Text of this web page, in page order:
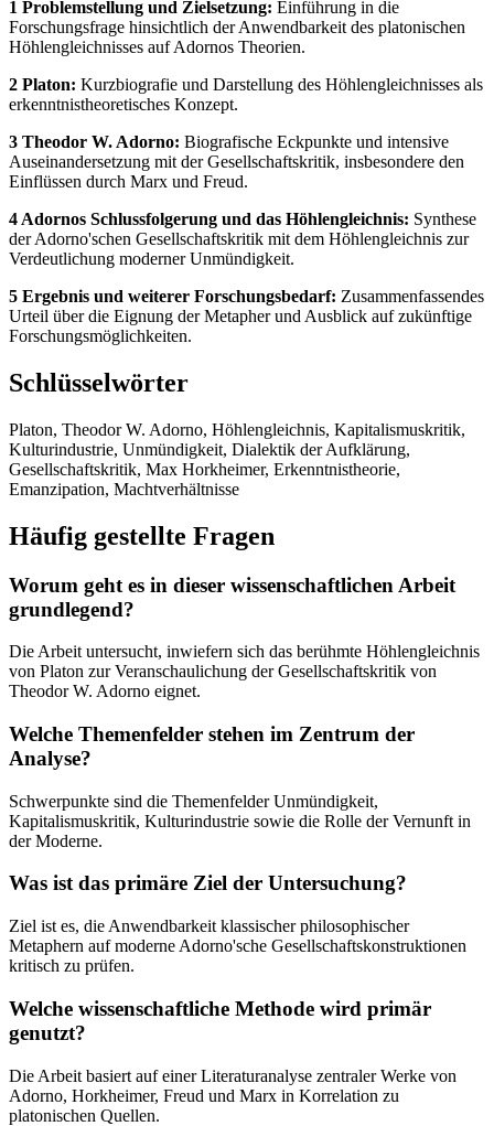
1 Problemstellung und Zielsetzung: Einführung in die
Forschungsfrage hinsichtlich der Anwendbarkeit des platonischen
Höhlengleichnisses auf Adornos Theorien.
2 Platon: Kurzbiografie und Darstellung des Höhlengleichnisses als
erkenntnistheoretisches Konzept.
3 Theodor W. Adorno: Biografische Eckpunkte und intensive
Auseinandersetzung mit der Gesellschaftskritik, insbesondere den
Einflüssen durch Marx und Freud.
4 Adornos Schlussfolgerung und das Höhlengleichnis: Synthese
der Adorno'schen Gesellschaftskritik mit dem Höhlengleichnis zur
Verdeutlichung moderner Unmündigkeit.
5 Ergebnis und weiterer Forschungsbedarf: Zusammenfassendes
Urteil über die Eignung der Metapher und Ausblick auf zukünftige
Forschungsmöglichkeiten.
Schlüsselwörter
Platon, Theodor W. Adorno, Höhlengleichnis, Kapitalismuskritik,
Kulturindustrie, Unmündigkeit, Dialektik der Aufklärung,
Gesellschaftskritik, Max Horkheimer, Erkenntnistheorie,
Emanzipation, Machtverhältnisse
Häufig gestellte Fragen
Worum geht es in dieser wissenschaftlichen Arbeit
grundlegend?
Die Arbeit untersucht, inwiefern sich das berühmte Höhlengleichnis
von Platon zur Veranschaulichung der Gesellschaftskritik von
Theodor W. Adorno eignet.
Welche Themenfelder stehen im Zentrum der
Analyse?
Schwerpunkte sind die Themenfelder Unmündigkeit,
Kapitalismuskritik, Kulturindustrie sowie die Rolle der Vernunft in
der Moderne.
Was ist das primäre Ziel der Untersuchung?
Ziel ist es, die Anwendbarkeit klassischer philosophischer
Metaphern auf moderne Adorno'sche Gesellschaftskonstruktionen
kritisch zu prüfen.
Welche wissenschaftliche Methode wird primär
genutzt?
Die Arbeit basiert auf einer Literaturanalyse zentraler Werke von
Adorno, Horkheimer, Freud und Marx in Korrelation zu
platonischen Quellen.